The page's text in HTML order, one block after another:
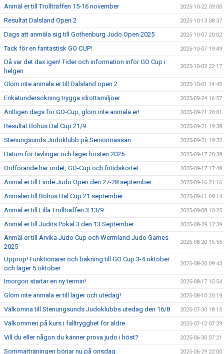
Anmäl er till Trollträffen 15-16 november 2025-10-22 09:00
Resultat Dalsland Open 2 2025-10-13 08:37
Dags att anmäla sig till Gothenburg Judo Open 2025 2025-10-07 20:02
Tack för en fantastisk GO CUP! 2025-10-07 19:49
Då var det dax igen! Tider och information inför GO Cup i
helgen
2025-10-02 22:17
Glöm inte anmäla er till Dalsland open 2 2025-10-01 14:45
Enkätundersökning trygga idrottsmiljöer 2025-09-24 16:57
Äntligen dags för GO-Cup, glöm inte anmäla er! 2025-09-21 20:01
Resultat Bohus Dal Cup 21/9 2025-09-21 19:38
Stenungsunds Judoklubb på Seniormässan 2025-09-21 19:32
Datum för tävlingar och läger hösten 2025 2025-09-17 20:38
Ordförande har ordet, GO-Cup och fritidskortet 2025-09-17 17:48
Anmäl er till Linde Judo Open den 27-28 september 2025-09-16 21:16
Anmälan till Bohus Dal Cup 21 september 2025-09-11 09:14
Anmäl er till Lilla Trollträffen 3 13/9 2025-09-08 10:25
Anmäl er till Judits Pokal 3 den 13 September 2025-08-29 12:39
Anmäl er till Arvika Judo Cup och Wermland Judo Games
2025
2025-08-20 15:55
Upprop! Funktionärer och bakning till GO Cup 3-4 oktober
och läger 5 oktober
2025-08-20 09:43
Imorgon startar en ny termin! 2025-08-17 15:54
Glöm inte anmäla er till läger och utedag! 2025-08-10 20:19
Välkomna till Stenungsunds Judoklubbs utedag den 16/8 2025-07-30 18:15
Välkommen på kurs i falltrygghet för äldre 2025-07-12 07:29
Vill du eller någon du känner prova judo i höst? 2025-06-30 07:21
Sommarträningen börjar nu på onsdag. 2025-06-29 22:00